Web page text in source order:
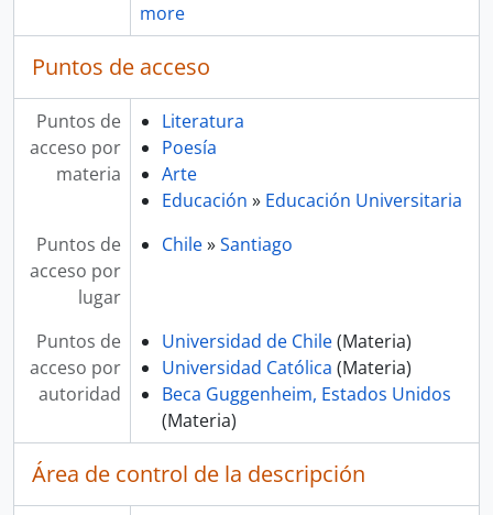
more
Puntos de acceso
Puntos de
acceso por
materia
Literatura
Poesía
Arte
Educación » Educación Universitaria
Puntos de
acceso por
lugar
Chile»Santiago
Puntos de
acceso por
autoridad
Universidad de Chile(Materia)
Universidad Católica (Materia)
Beca Guggenheim, Estados Unidos
(Materia)
Área de control de la descripción